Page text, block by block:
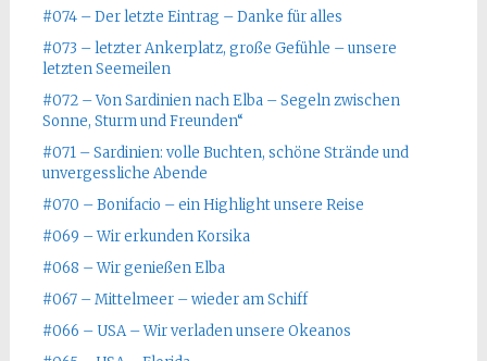
#074 – Der letzte Eintrag – Danke für alles
#073 – letzter Ankerplatz, große Gefühle – unsere
letzten Seemeilen
#072 – Von Sardinien nach Elba – Segeln zwischen
Sonne, Sturm und Freunden“
#071 – Sardinien: volle Buchten, schöne Strände und
unvergessliche Abende
#070 – Bonifacio – ein Highlight unsere Reise
#069 – Wir erkunden Korsika
#068 – Wir genießen Elba
#067 – Mittelmeer – wieder am Schiff
#066 – USA – Wir verladen unsere Okeanos